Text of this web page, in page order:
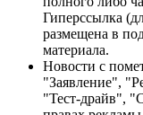
Гиперссылка
размещена в
материала.
Новости с
"Заявление",
"Тест-драйв",